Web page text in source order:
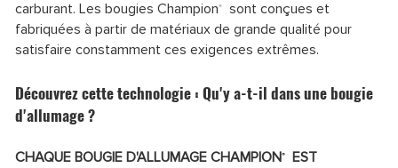
carburant. Les bougies Champion®
sont conçues et
fabriquées à partir de matériaux de grande qualité pour
satisfaire constamment ces exigences extrêmes.
Découvrez cette technologie : Qu'y a-t-il dans une bougie
d'allumage ?
CHAQUE BOUGIE D'ALLUMAGE CHAMPION®
EST